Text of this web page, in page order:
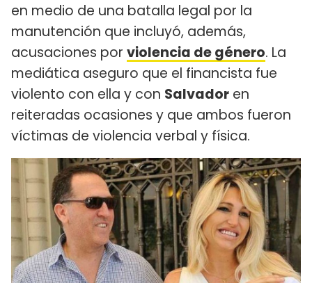
en medio de una batalla legal por la
manutención que incluyó, además,
acusaciones por violencia de género. La
mediática aseguro que el financista fue
violento con ella y con Salvador en
reiteradas ocasiones y que ambos fueron
víctimas de violencia verbal y física.